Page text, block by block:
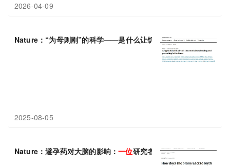
2026-04-09
Nature：“为母则刚”的科学——是什么让饥饿的母亲仍将孩子放在
2025-08-05
Nature：避孕药对大脑的影响：一位研究者自我扫描75次揭开谜团